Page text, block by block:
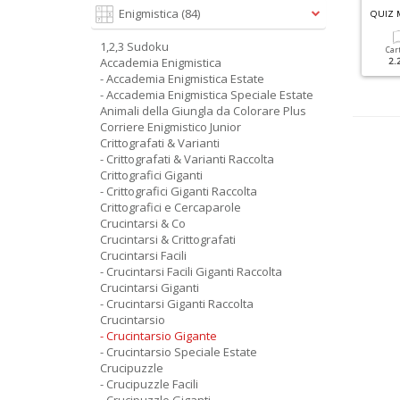
G
RANDI SUDOKU SPECIALE ESTATE N.2
Digitale
1.90 €
GRANDI SUDOKU N.87
3.50 €
QUIZ
Enigmistica (84)
1,2,3 Sudoku
Accademia Enigmistica
- Accademia Enigmistica Estate
- Accademia Enigmistica Speciale Estate
Animali della Giungla da Colorare Plus
Corriere Enigmistico Junior
Crittografati & Varianti
- Crittografati & Varianti Raccolta
Crittografici Giganti
- Crittografici Giganti Raccolta
Crittografici e Cercaparole
Crucintarsi & Co
Crucintarsi & Crittografati
Crucintarsi Facili
- Crucintarsi Facili Giganti Raccolta
Crucintarsi Giganti
- Crucintarsi Giganti Raccolta
Crucintarsio
- Crucintarsio Gigante
- Crucintarsio Speciale Estate
Crucipuzzle
- Crucipuzzle Facili